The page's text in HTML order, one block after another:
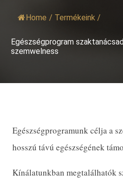
Home / Termékeink /
Egészségprogram
szemwelness
Egészségprogramunk célja a
hosszú távú egészségének
Kínálatunkban megtalálhatók